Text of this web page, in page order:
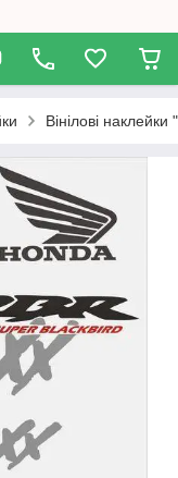
Вінілові